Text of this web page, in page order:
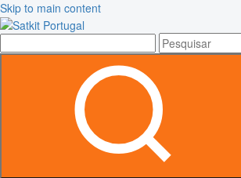
Skip to main content